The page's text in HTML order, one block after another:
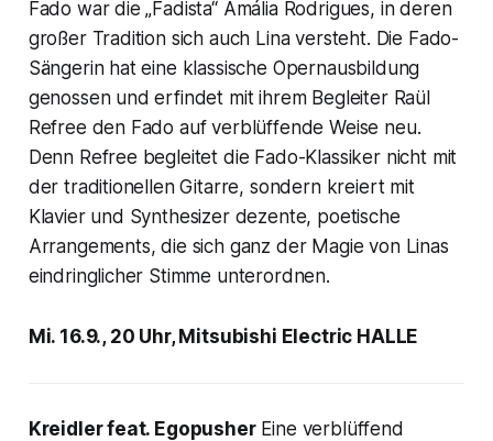
Fado war die „Fadista“ Amália Rodrigues, in deren
großer Tradition sich auch Lina versteht. Die Fado-
Sängerin hat eine klassische Opernausbildung
genossen und erfindet mit ihrem Begleiter Raül
Refree den Fado auf verblüffende Weise neu.
Denn Refree begleitet die Fado-Klassiker nicht mit
der traditionellen Gitarre, sondern kreiert mit
Klavier und Synthesizer dezente, poetische
Arrangements, die sich ganz der Magie von Linas
eindringlicher Stimme unterordnen.
Mi. 16.9., 20 Uhr, Mitsubishi Electric HALLE
Kreidler feat. EgopusherEine verblüffend